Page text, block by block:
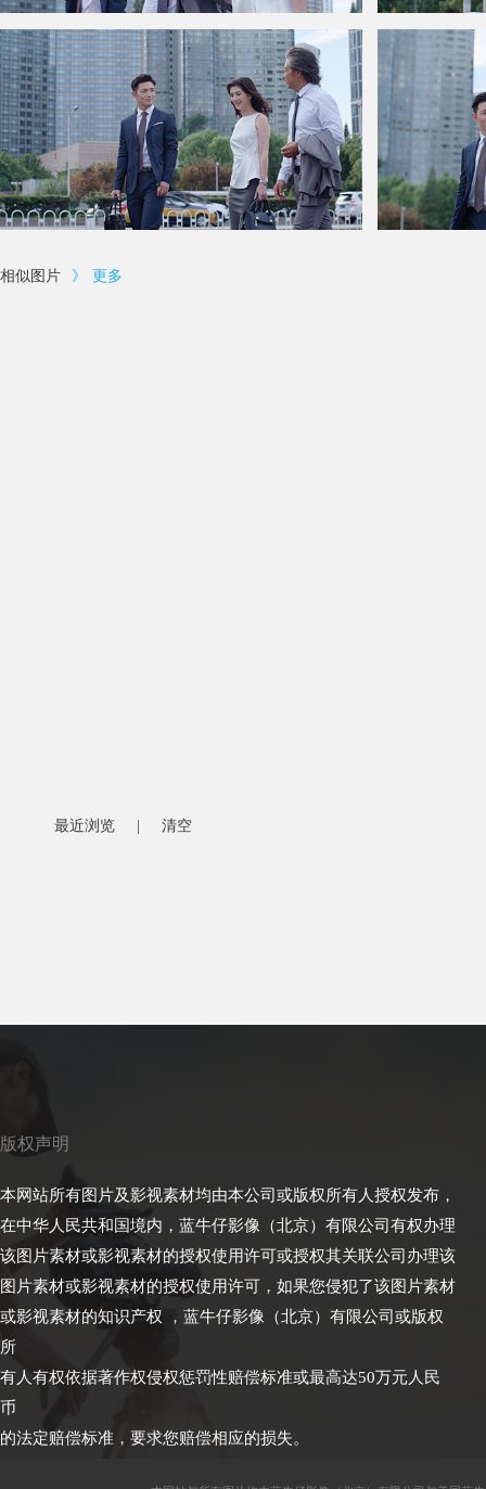
相似图片 》 更多
最近浏览 清空
版权声明
本网站所有图片及影视素材均由本公司或版权所有人授权发布，
在中华人民共和国境内，蓝牛仔影像（北京）有限公司有权办理
该图片素材或影视素材的授权使用许可或授权其关联公司办理该
图片素材或影视素材的授权使用许可，如果您侵犯了该图片素材
或影视素材的知识产权 ，蓝牛仔影像（北京）有限公司或版权
所
有人有权依据著作权侵权惩罚性赔偿标准或最高达50万元人民
币
的法定赔偿标准，要求您赔偿相应的损失。